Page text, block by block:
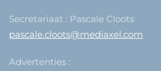
Secretariaat : Pascale Cloots
pascale.cloots@mediaxel.com
Advertenties :